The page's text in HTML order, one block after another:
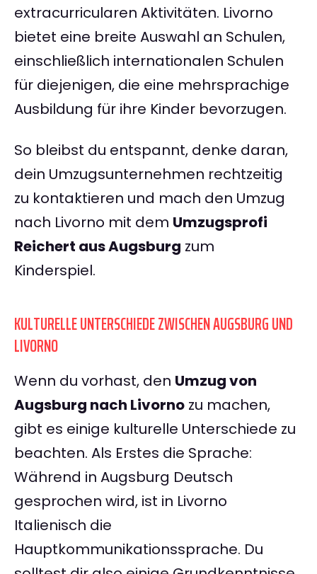
extracurricularen Aktivitäten. Livorno
bietet eine breite Auswahl an Schulen,
einschließlich internationalen Schulen
für diejenigen, die eine mehrsprachige
Ausbildung für ihre Kinder bevorzugen.
So bleibst du entspannt, denke daran,
dein Umzugsunternehmen rechtzeitig
zu kontaktieren und mach den Umzug
nach Livorno mit dem Umzugsprofi
Reichert aus Augsburg zum
Kinderspiel.
KULTURELLE UNTERSCHIEDE ZWISCHEN AUGSBURG UND
LIVORNO
Wenn du vorhast, den Umzug von
Augsburg nach Livorno zu machen,
gibt es einige kulturelle Unterschiede zu
beachten. Als Erstes die Sprache:
Während in Augsburg Deutsch
gesprochen wird, ist in Livorno
Italienisch die
Hauptkommunikationssprache. Du